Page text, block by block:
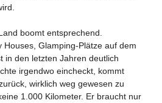
boomt entsprechend.
Houses, Glamping-Plätze auf dem
in den letzten Jahren deutlich
irgendwo eincheckt, kommt
wirklich weg gewesen zu
1.000 Kilometer. Er braucht nur